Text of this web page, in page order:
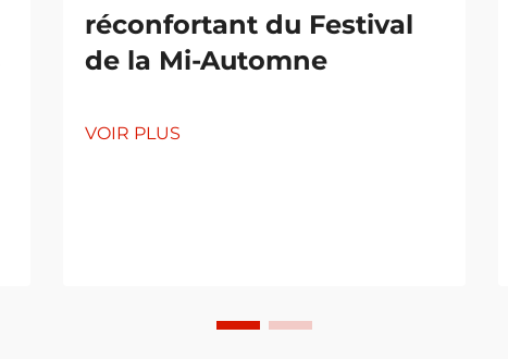
réconfortant du Festival
de la Mi-Automne
VOIR PLUS